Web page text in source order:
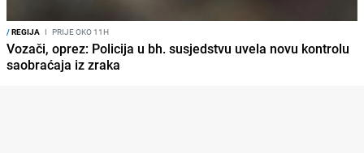
/REGIJA I PRIJE OKO 11H
Vozači, oprez: Policija u bh. susjedstvu uvela novu kontrolu
saobraćaja iz zraka